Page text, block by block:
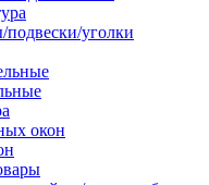
уголки
окон